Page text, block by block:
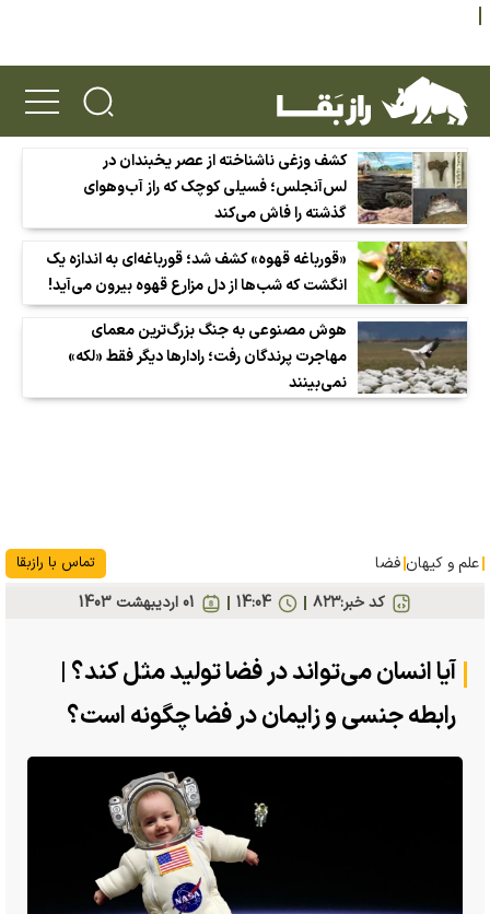
کشف وزغی ناشناخته از عصر یخبندان در
لس‌آنجلس؛ فسیلی کوچک که راز آب‌وهوای
گذشته را فاش می‌کند
«قورباغه قهوه» کشف شد؛ قورباغه‌ای به اندازه یک
انگشت که شب‌ها از دل مزارع قهوه بیرون می‌آید!
هوش مصنوعی به جنگ بزرگ‌ترین معمای
مهاجرت پرندگان رفت؛ رادارها دیگر فقط «لکه»
نمی‌بینند
علم و کیهان فضا تماس با رازبقا
کد خبر:۸۲۳ 01 ارديبهشت 1403 14:04
آیا انسان می‌تواند در فضا تولید مثل کند؟ |
رابطه جنسی و زایمان در فضا چگونه است؟